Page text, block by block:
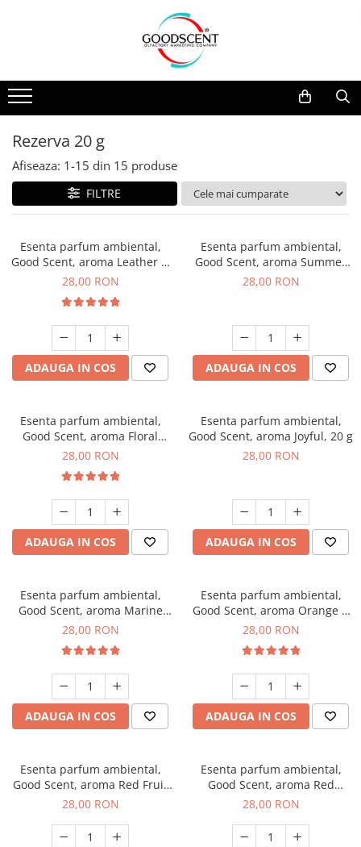
Pachete Promo
Dispozitive de Parfumare
Esente Parfum Ambiental
Rezerve Spray Good Scent
Odorizant cu Pulverizator
Site Pisoar
Dispozitive de Parfumare Ambientală
Auto
Rezidențiale
Comerciale
Industriale (HVAC)
Esente Parfum Ambiental
Mostre
Rezerva 10 g
Rezerva 20 g
Rezerva 100 g
Rezerva 200 g
Rezerva 500 g
Rezerva 20 g
Afiseaza: 1-15 din 15 produse
FILTRE
Esenta parfum ambiental,
Good Scent, aroma Leather &
Black Oudh, 20 g
28,00 RON
ADAUGA IN COS
Esenta parfum ambiental,
Good Scent, aroma Summer
Melon, 20 g
28,00 RON
ADAUGA IN COS
Esenta parfum ambiental,
Good Scent, aroma Floral
Bouquet, 20 g
28,00 RON
ADAUGA IN COS
Esenta parfum ambiental,
Good Scent, aroma Joyful, 20 g
28,00 RON
ADAUGA IN COS
Esenta parfum ambiental,
Good Scent, aroma Marine
Breeze, 20 g
28,00 RON
ADAUGA IN COS
Esenta parfum ambiental,
Good Scent, aroma Orange &
Fresh Cinnamon, 20 g
28,00 RON
ADAUGA IN COS
Esenta parfum ambiental,
Good Scent, aroma Red Fruit
Bubble, 20 g
28,00 RON
Esenta parfum ambiental,
Good Scent, aroma Red
Grapes, 20 g
28,00 RON